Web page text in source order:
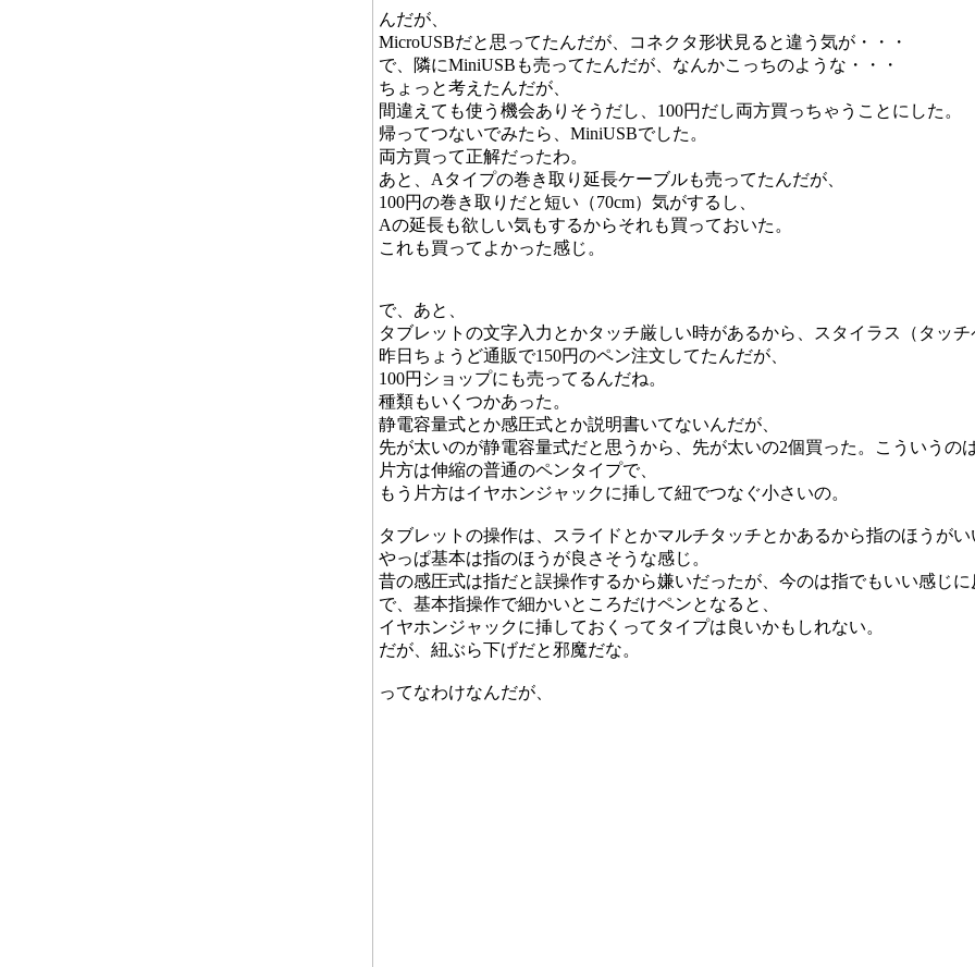
んだが、
MicroUSBだと思ってたんだが、コネクタ形状見ると違う気が・・・
で、隣にMiniUSBも売ってたんだが、なんかこっちのような・・・
ちょっと考えたんだが、
間違えても使う機会ありそうだし、100円だし両方買っちゃうことにした。
帰ってつないでみたら、MiniUSBでした。
両方買って正解だったわ。
あと、Aタイプの巻き取り延長ケーブルも売ってたんだが、
100円の巻き取りだと短い（70cm）気がするし、
Aの延長も欲しい気もするからそれも買っておいた。
これも買ってよかった感じ。
で、あと、
タブレットの文字入力とかタッチ厳しい時があるから、スタイラス（タッチ
昨日ちょうど通販で150円のペン注文してたんだが、
100円ショップにも売ってるんだね。
種類もいくつかあった。
静電容量式とか感圧式とか説明書いてないんだが、
先が太いのが静電容量式だと思うから、先が太いの2個買った。こういうの
片方は伸縮の普通のペンタイプで、
もう片方はイヤホンジャックに挿して紐でつなぐ小さいの。
タブレットの操作は、スライドとかマルチタッチとかあるから指のほうがい
やっぱ基本は指のほうが良さそうな感じ。
昔の感圧式は指だと誤操作するから嫌いだったが、今のは指でもいい感じに
で、基本指操作で細かいところだけペンとなると、
イヤホンジャックに挿しておくってタイプは良いかもしれない。
だが、紐ぶら下げだと邪魔だな。
ってなわけなんだが、